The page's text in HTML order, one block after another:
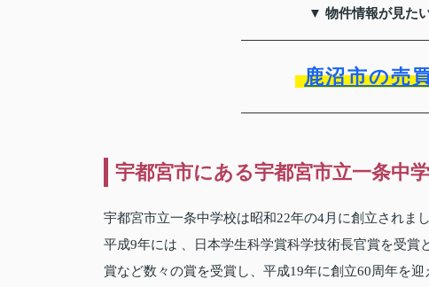
▼ 物件情報が見た
鹿沼市の売
宇都宮市にある宇都宮市立一条中
宇都宮市立一条中学校は昭和22年の4月に創立されまし
平成9年には 、日本学生科学賞科学技術長官賞を受
賞など数々の賞を受賞し、平成19年に創立60周年を迎